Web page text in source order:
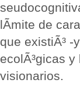
lÃ­mite de
que existiÃ³
ecolÃ³gicas
visionarios.